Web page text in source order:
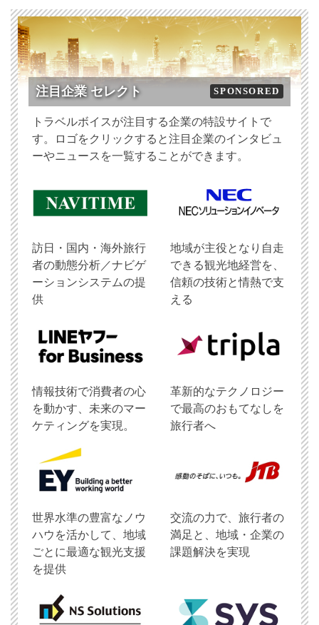
注目企業 セレクト SPONSORED
トラベルボイスが注目する企業の特設サイトで
す。ロゴをクリックすると注目企業のインタビュ
ーやニュースを一覧することができます。
訪日・国内・海外旅行
者の動態分析／ナビゲ
ーションシステムの提
供
地域が主役となり自走
できる観光地経営を、
信頼の技術と情熱で支
える
情報技術で消費者の心
を動かす、未来のマー
ケティングを実現。
革新的なテクノロジー
で最高のおもてなしを
旅行者へ
世界水準の豊富なノウ
ハウを活かして、地域
ごとに最適な観光支援
を提供
交流の力で、旅行者の
満足と、地域・企業の
課題解決を実現